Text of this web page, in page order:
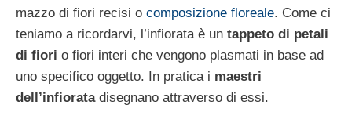
mazzo di fiori recisi o composizione floreale. Come ci
teniamo a ricordarvi, l’infiorata è un tappeto di petali
di fiori o fiori interi che vengono plasmati in base ad
uno specifico oggetto. In pratica i maestri
dell’infioratadisegnano attraverso di essi.